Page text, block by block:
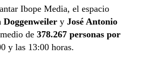
Ibope Media, el espacio
Doggenweiler y José Antonio
de 378.267 personas por
y las 13:00 horas.